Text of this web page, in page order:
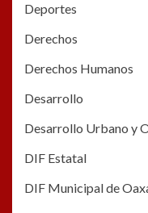
Deportes
Derechos
Derechos Humanos
Desarrollo
Desarrollo Urbano y
DIF Estatal
DIF Municipal de